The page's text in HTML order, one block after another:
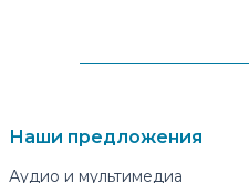
Наши предложения
Аудио и мультимедиа